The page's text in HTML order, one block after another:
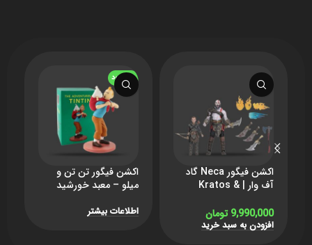
اکشن فیگور Neca گاد
آف وار | Kratos &
9,990,000 تومان
افزودن به سبد خرید
ناموجود
اکشن فیگور تن تن و
میلو – معبد خورشید
اطلاعات بیشتر